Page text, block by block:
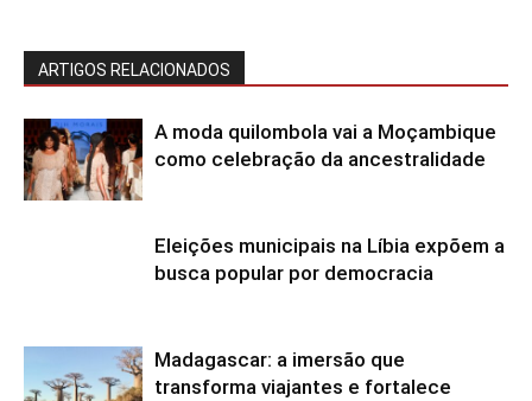
ARTIGOS RELACIONADOS
A moda quilombola vai a Moçambique
como celebração da ancestralidade
Eleições municipais na Líbia expõem a
busca popular por democracia
Madagascar: a imersão que
transforma viajantes e fortalece